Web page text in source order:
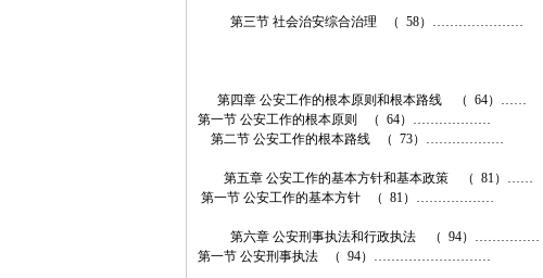
第三节 社会治安综合治理 （ 58）…………………
第四章 公安工作的根本原则和根本路线 （ 64）……
第一节 公安工作的根本原则 （ 64）………………
第二节 公安工作的根本路线 （ 73）………………
第五章 公安工作的基本方针和基本政策 （ 81）……
第一节 公安工作的基本方针 （ 81）………………
第六章 公安刑事执法和行政执法 （ 94）……………
第一节 公安刑事执法 （ 94）………………………